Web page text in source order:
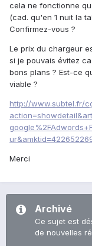
cela ne fonctionne
(cad. qu'en 1 nuit la
Confirmez-vous ?
Le prix du chargeur
si je pouvais évitez
bons plans ? Est-ce
viable ?
http://www.subtel.fr/
Merci
Archivé
Ce sujet est
de nouvelles